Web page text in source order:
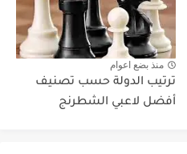
منذ بضع اعوام
ترتيب الدولة حسب تصنيف
أفضل لاعبي الشطرنج